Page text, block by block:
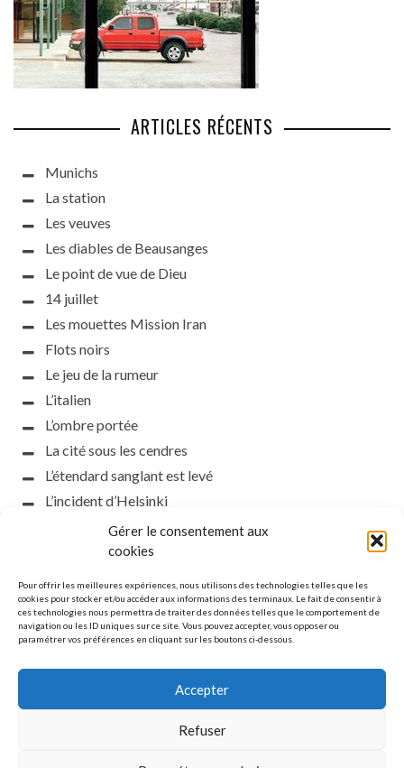
Gérer le consentement aux
cookies
Pour offrir les meilleures expériences, nous utilisons des technologies telles que les
cookies pour stocker et/ou accéder aux informations des terminaux. Le fait de consentir à
ces technologies nous permettra de traiter des données telles que le comportement de
navigation ou les ID uniques sur ce site. Vous pouvez accepter, vous opposer ou
paramétrer vos préférences en cliquant sur les boutons ci-dessous.
Accepter
Refuser
ARTICLES RÉCENTS
Munichs
La station
Les veuves
Les diables de Beausanges
Le point de vue de Dieu
14 juillet
Les mouettes Mission Iran
Flots noirs
Le jeu de la rumeur
L’italien
L’ombre portée
La cité sous les cendres
L’étendard sanglant est levé
L’incident d’Helsinki
la petite fasciste
Toutes les nuances de la nuit
Que s’obscurcissent le soleil et la lumière
Le silence